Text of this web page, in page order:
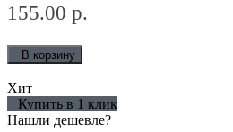
155.00 р.
В корзину
Хит
Купить в 1 клик
Нашли дешевле?